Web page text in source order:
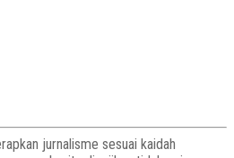
jurnalisme sesuai kaidah